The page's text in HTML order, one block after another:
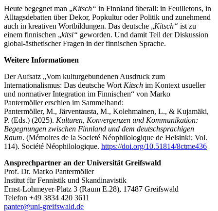
Heute begegnet man „Kitsch“ in Finnland überall: in Feuilletons, in
Alltagsdebatten über Dekor, Popkultur oder Politik und zunehmend
auch in kreativen Wortbildungen. Das deutsche „Kitsch“ ist zu
einem finnischen „kitsi“ geworden. Und damit Teil der Diskussion
global-ästhetischer Fragen in der finnischen Sprache.
Weitere Informationen
Der Aufsatz „Vom kulturgebundenen Ausdruck zum
Internationalismus: Das deutsche Wort Kitsch im Kontext usueller
und normativer Integration im Finnischen“ von Marko
Pantermöller erschien im Sammelband:
Pantermöller, M., Järventausta, M., Kolehmainen, L., & Kujamäki,
P. (Eds.) (2025). Kulturen, Konvergenzen und Kommunikation:
Begegnungen zwischen Finnland und dem deutschsprachigen
Raum. (Mémoires de la Societé Néophilologique de Helsinki; Vol.
114). Société Néophilologique. https://doi.org/10.51814/8ctme436
Ansprechpartner an der Universität Greifswald
Prof. Dr. Marko Pantermöller
Institut für Fennistik und Skandinavistik
Ernst-Lohmeyer-Platz 3 (Raum E.28), 17487 Greifswald
Telefon +49 3834 420 3611
panter@uni-greifswald.de